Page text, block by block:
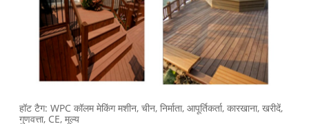
हॉट टैग: WPC कॉलम मेकिंग मशीन, चीन, निर्माता, आपूर्तिकर्ता, कारखाना, खरीदें,
गुणवत्ता, CE, मूल्य